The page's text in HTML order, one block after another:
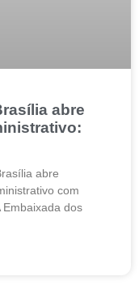
abre
abre
com
dos